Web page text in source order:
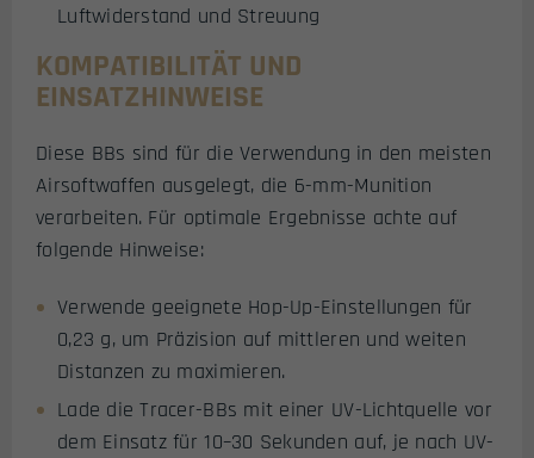
Luftwiderstand und Streuung
KOMPATIBILITÄT UND
EINSATZHINWEISE
Diese BBs sind für die Verwendung in den meisten
Airsoftwaffen ausgelegt, die 6-mm-Munition
verarbeiten. Für optimale Ergebnisse achte auf
folgende Hinweise:
Verwende geeignete Hop-Up-Einstellungen für
0,23 g, um Präzision auf mittleren und weiten
Distanzen zu maximieren.
Lade die Tracer-BBs mit einer UV-Lichtquelle vor
dem Einsatz für 10–30 Sekunden auf, je nach UV-